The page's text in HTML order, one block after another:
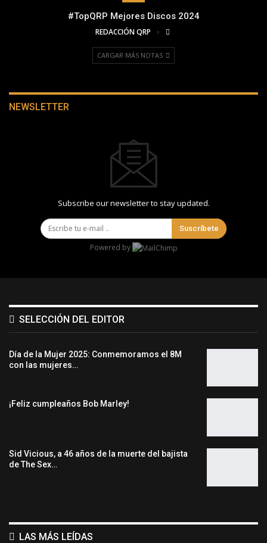
#TopQRP Mejores Discos 2024
REDACCIÓN QRP
CARGAR MÁS NOTAS
NEWSLETTER
Subscribe our newsletter to stay updated.
Suscríbete
Powered by
SELECCIÓN DEL EDITOR
Día de la Mujer 2025: Conmemoramos el 8M
con las mujeres…
¡Feliz cumpleaños Bob Marley!
Sid Vicious, a 46 años de la muerte del bajista
de The Sex…
LAS MÁS LEÍDAS